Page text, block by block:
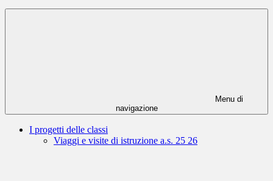
Menu di
navigazione
I progetti delle classi
Viaggi e visite di istruzione a.s. 25 26